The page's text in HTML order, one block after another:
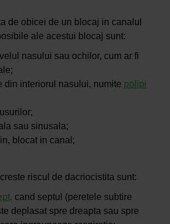
de obicei de un blocaj in canalul
ale acestui blocaj sunt:
nasului sau ochilor, cum ar fi
din interiorul nasului, numite polipi
sau sinusala;
blocat in canal;
riscul de dacriocistita sunt:
cand septul (peretele subtire
deplasat spre dreapta sau spre